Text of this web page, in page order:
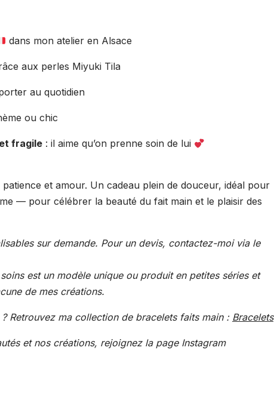
dans mon atelier en Alsace
aux perles Miyuki Tila
au quotidien
ou chic
fragile : il aime qu’on prenne soin de lui
et amour. Un cadeau plein de douceur, idéal pour
— pour célébrer la beauté du fait main et le plaisir des
sur demande. Pour un devis, contactez-moi via le
est un modèle unique ou produit en petites séries et
de mes créations.
Retrouvez ma collection de bracelets faits main : Bracelets
et nos créations, rejoignez la page Instagram